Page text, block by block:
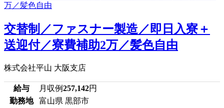
交替制／ファスナー製造／即日入寮＋
送迎付／寮費補助2万／髪色自由
株式会社平山 大阪支店
給与 月収例257,142円
勤務地
富山県 黒部市